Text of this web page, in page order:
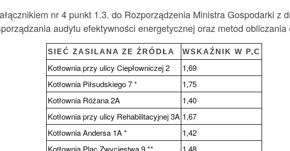
nr 4 punkt 1.3. do Rozporządzenia Ministra Gospodarki z
audytu efektywności energetycznej oraz metod
SIEĆ ZASILANA ZE ŹRÓDŁA WSKAŹNIK W P,C
Kotłownia przy ulicy Ciepłowniczej 2
1,69
Kotłownia Piłsudskiego 7 *
1,75
Kotłownia Różana 2A
1,40
Kotłownia przy ulicy Rehabilitacyjnej 3A 1,67
Kotłownia Andersa 1A *
1,42